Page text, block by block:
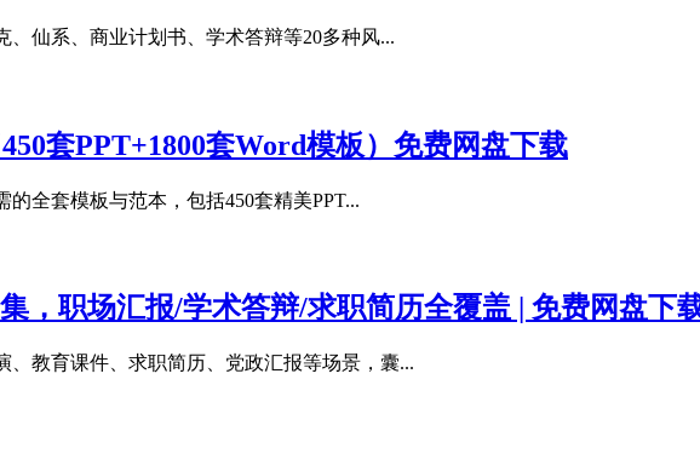
仙系、商业计划书、学术答辩等20多种风...
套PPT+1800套Word模板）免费网盘下载
全套模板与范本，包括450套精美PPT...
，职场汇报/学术答辩/求职简历全覆盖 | 免费网盘下
教育课件、求职简历、党政汇报等场景，囊...